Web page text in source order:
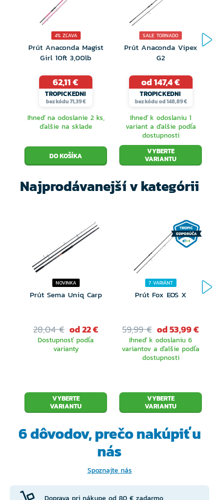
4% ZĽAVA
Prút Anaconda Magist
Girl 10ft 3,00lb
62,11 €
TROPICKEDNI
bez kódu 71,39 €
Ihneď na odoslanie 2 ks,
ďalšie na sklade
SALE TORNADO
Prút Anaconda Vipex
G2
od 147,4 €
TROPICKEDNI
bez kódu od 148,89 €
Ihneď k odoslaniu 1
variant a ďalšie podľa
dostupnosti
VYBERTE
VARIANTU
Najprodávanejší v kategórii
NOVINKA
Prút Sema Uniq Carp
28,04 € od 22 €
Dostupnosť podľa
varianty
VYBERTE
VARIANTU
7 VARIÁNT
Prút Fox EOS X
59,99 € od 53,99 €
Ihneď k odoslaniu 6
variantov a ďalšie podľa
dostupnosti
VYBERTE
VARIANTU
6 dôvodov, prečonakúpiť u
nás
Spoznajte nás